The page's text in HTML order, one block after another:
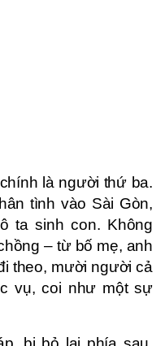
là người thứ ba.
tình vào Sài Gòn,
ta sinh con. Không
– từ bố mẹ, anh
theo, mười người cả
vụ, coi như một sự